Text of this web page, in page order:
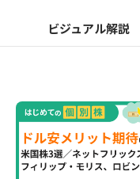
ビジュアル解説